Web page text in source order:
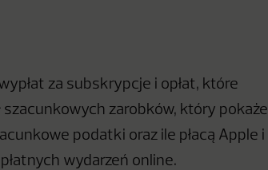
za subskrypcje i opłat, które
zarobków, który pokaże
podatki oraz ile płacą Apple i
wydarzeń online.